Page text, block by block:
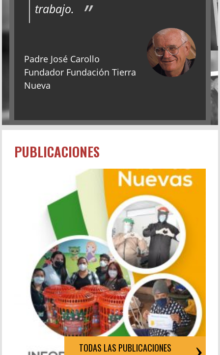
trabajo.
Padre José Carollo
Fundador Fundación Tierra
Nueva
PUBLICACIONES
TODAS LAS PUBLICACIONES